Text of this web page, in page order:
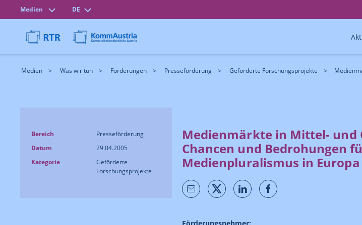
Medien DE
Medien Was wir tun Förderungen Presseförderung Geförderte Forschungsprojekte
Bereich
Presseförderung
Datum
29.04.2005
Kategorie
Geförderte
Forschungsprojekte
Medienmärkte in Mittel- und
Chancen und Bedrohungen
Medienpluralismus in Europa